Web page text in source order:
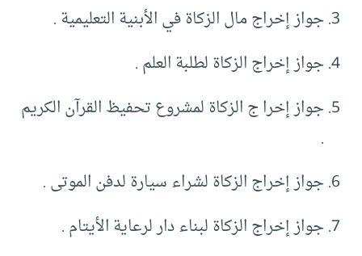
جواز إخراج مال الزكاة في الأبنية التعليمية .
جواز إخراج الزكاة لطلبة العلم .
جواز إخرا ج الزكاة لمشروع تحفيظ القرآن الكريم
.
جواز إخراج الزكاة لشراء سيارة لدفن الموتى .
جواز إخراج الزكاة لبناء دار لرعاية الأيتام .